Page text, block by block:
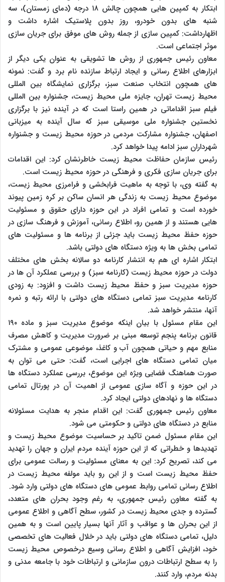
ابتکار به کمپین هایی همچون چالش ۱۸ درجه (دمای زمستان)، سه
شنبه های بدون خودرو، روز بدون پلاستیک اشاره داشت و
اظهارداشت: کمپین سازی از جمله روش های موفق برای جریان سازی
موثر اجتماعی است.
معاون رئیس جمهوری از روش ها تشویقی به عنوان یکی دیگر از
ابزارهای اطلاع رسانی و ایجاد ارتباط سازنده نام برد و گفت: نمونه
های همچون انتخاب صنعت سبز، برگزاری نمایشگاه بین المللی
محیط زیست تهران، جایزه ملی محیط زیست، جشنواره بین المللی
فیلم سبز اقداماتی در همین راستا است که در آینده نیز با برگزاری
نخستین جشنواره ملی موسیقی سبز که سال آینده به میزبانی
اصفهان، جشنواره مشارکت مردمی در حوزه محیط زیست و جشنواره
شهرداران سبز ادامه پیدا خواهد کرد.
رئیس سازمان حفاظت محیط زیست خاطرنشان کرد: این اقدامات
برای جریان سازی فکری و فرهنگی در حوزه محیط زیست است.
به گفته وی، با توجه به ماهیت فرابخشی و فرامرزی محیط زیست،
موضوع محیط زیست به زندگی هر انسان ساکن بر کره زمین پیوند
خورده است و تمامی افراد در این حوزه دارای حقوق و مسئولیت
هایی هستند و از همین رو، اطلاع رسانی، آموزش و فرهنگ سازی در
حوزه حفظ محیط زیست باید جزئی از برنامه ها و مسئولیت های
تمامی بخش ها به ویژه دستگاه های دولتی باشد.
ابتکار اشاره ای هم به انتشار کارنامه دو سالانه بخش های مختلف
دولت در حوزه محیط زیست (کارنامه سبز) و بررسی عملکرد آن ها در
حوزه مدیریت سبز و حفظ محیط زیست داشت و افزود: به زودی
کارنامه مدیریت سبز تمامی دستگاه های دولتی با ارائه رتبه و نمره
آنها، منتشر خواهد شد.
این مقام مسئول با بیان اینکه موضوع مدیریت سبز و ماده ۱۹۰
قانون برنامه پنجم توسعه مبنی بر ضرورت مدیریت و کاهش مصرف
منابع مهم و حیاتی همچون آب و کاغذ، موضوعی عمومی و مشترک
میان تمامی دستگاه های اجرایی است، گفت: حتی می توان به
صورت هماهنگ فضایی ویژه این موضوع، بررسی عملکرد دستگاه ها
در این حوزه و آگاه سازی عمومی از اهمیت آن در پورتال تمامی
دستگاه ها و نهادهای دولتی ایجاد کرد.
معاون رئیس جمهوری گفت: این اقدام منجر به هدایت مسئولانه
منابع در دستگاه های دولتی و حکومتی می شود.
این مقام مسئول ضمن تاکید بر حساسیت موضوع محیط زیست و
تهدیدها و خطراتی که از این حوزه آینده مردم ایران و جهان را تهدید
می کند، تصریح کرد: این به معنای مسئولیت و رسالت عمومی برای
حفظ محیط زیست است و از این رو باید مولفه محیط زیست در
اطلاع رسانی تمامی روابط عمومی های دستگاه های دولتی وارد شود.
به گفته معاون رئیس جمهوری، به رغم وجود بحران های متعدد،
گسترده و جدی محیط زیست در کشور، سطح آگاهی و اطلاع عمومی
از این بحران ها و عواقب و آثار آنها بسیار پایین است و به همین
دلیل، تمامی دستگاه های دولتی باید در خلال فعالیت های تخصصی
خود، افزایش آگاهی و اطلاع رسانی وسیع درخصوص محیط زیست
را به سطح ارتباطات درون سازمانی و ارتباطات خود با جامعه مدنی و
بدنه مردم، وارد کنند.